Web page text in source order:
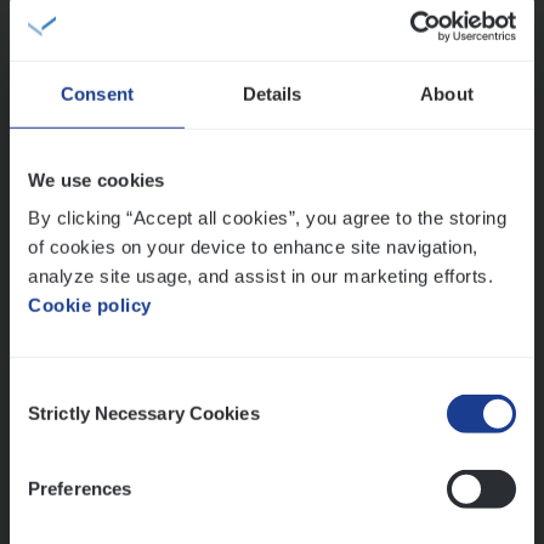
Consent Details About
We use cookies
By clicking “Accept all cookies”, you agree to the storing
of cookies on your device to enhance site navigation,
analyze site usage, and assist in our marketing efforts.
Cookie policy
Selection
Strictly Necessary Cookies
Preferences
Sales Management
ITBusi­ness Analyst
IT, Change & Innovation
Antwerpen
Meer dan collega’s: hoe Julie en Aurélie elkaar
Mathias houdt van diepgaande dossiers én droge